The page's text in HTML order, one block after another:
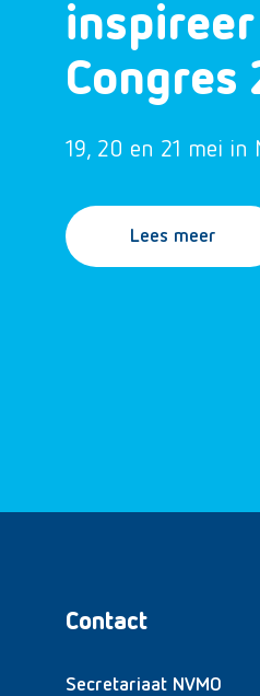
Congres
19, 20 en 21 mei
Lees meer
Contact
Secretariaat NVMO